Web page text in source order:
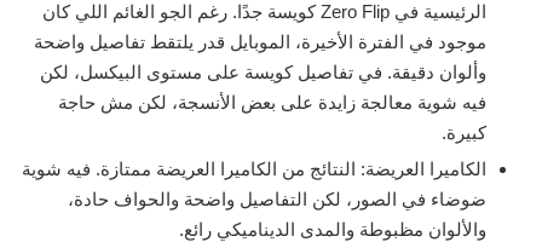
الرئيسية في Zero Flip كويسة جدًا. رغم الجو الغائم اللي كان
موجود في الفترة الأخيرة، الموبايل قدر يلتقط تفاصيل واضحة
وألوان دقيقة. في تفاصيل كويسة على مستوى البيكسل، لكن
فيه شوية معالجة زايدة على بعض الأنسجة، لكن مش حاجة
كبيرة.
الكاميرا العريضة: النتائج من الكاميرا العريضة ممتازة. فيه شوية
ضوضاء في الصور، لكن التفاصيل واضحة والحواف حادة،
والألوان مظبوطة والمدى الديناميكي رائع.